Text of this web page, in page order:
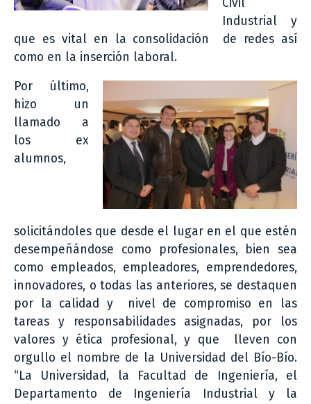
Industrial y
que es vital en la consolidación de redes así
como en la inserción laboral.
Por último,
hizo un
llamado a
los ex
alumnos,
solicitándoles que desde el lugar en el que estén
desempeñándose como profesionales, bien sea
como empleados, empleadores, emprendedores,
innovadores, o todas las anteriores, se destaquen
por la calidad y nivel de compromiso en las
tareas y responsabilidades asignadas, por los
valores y ética profesional, y que lleven con
orgullo el nombre de la Universidad del Bío-Bío.
“La Universidad, la Facultad de Ingeniería, el
Departamento de Ingeniería Industrial y la